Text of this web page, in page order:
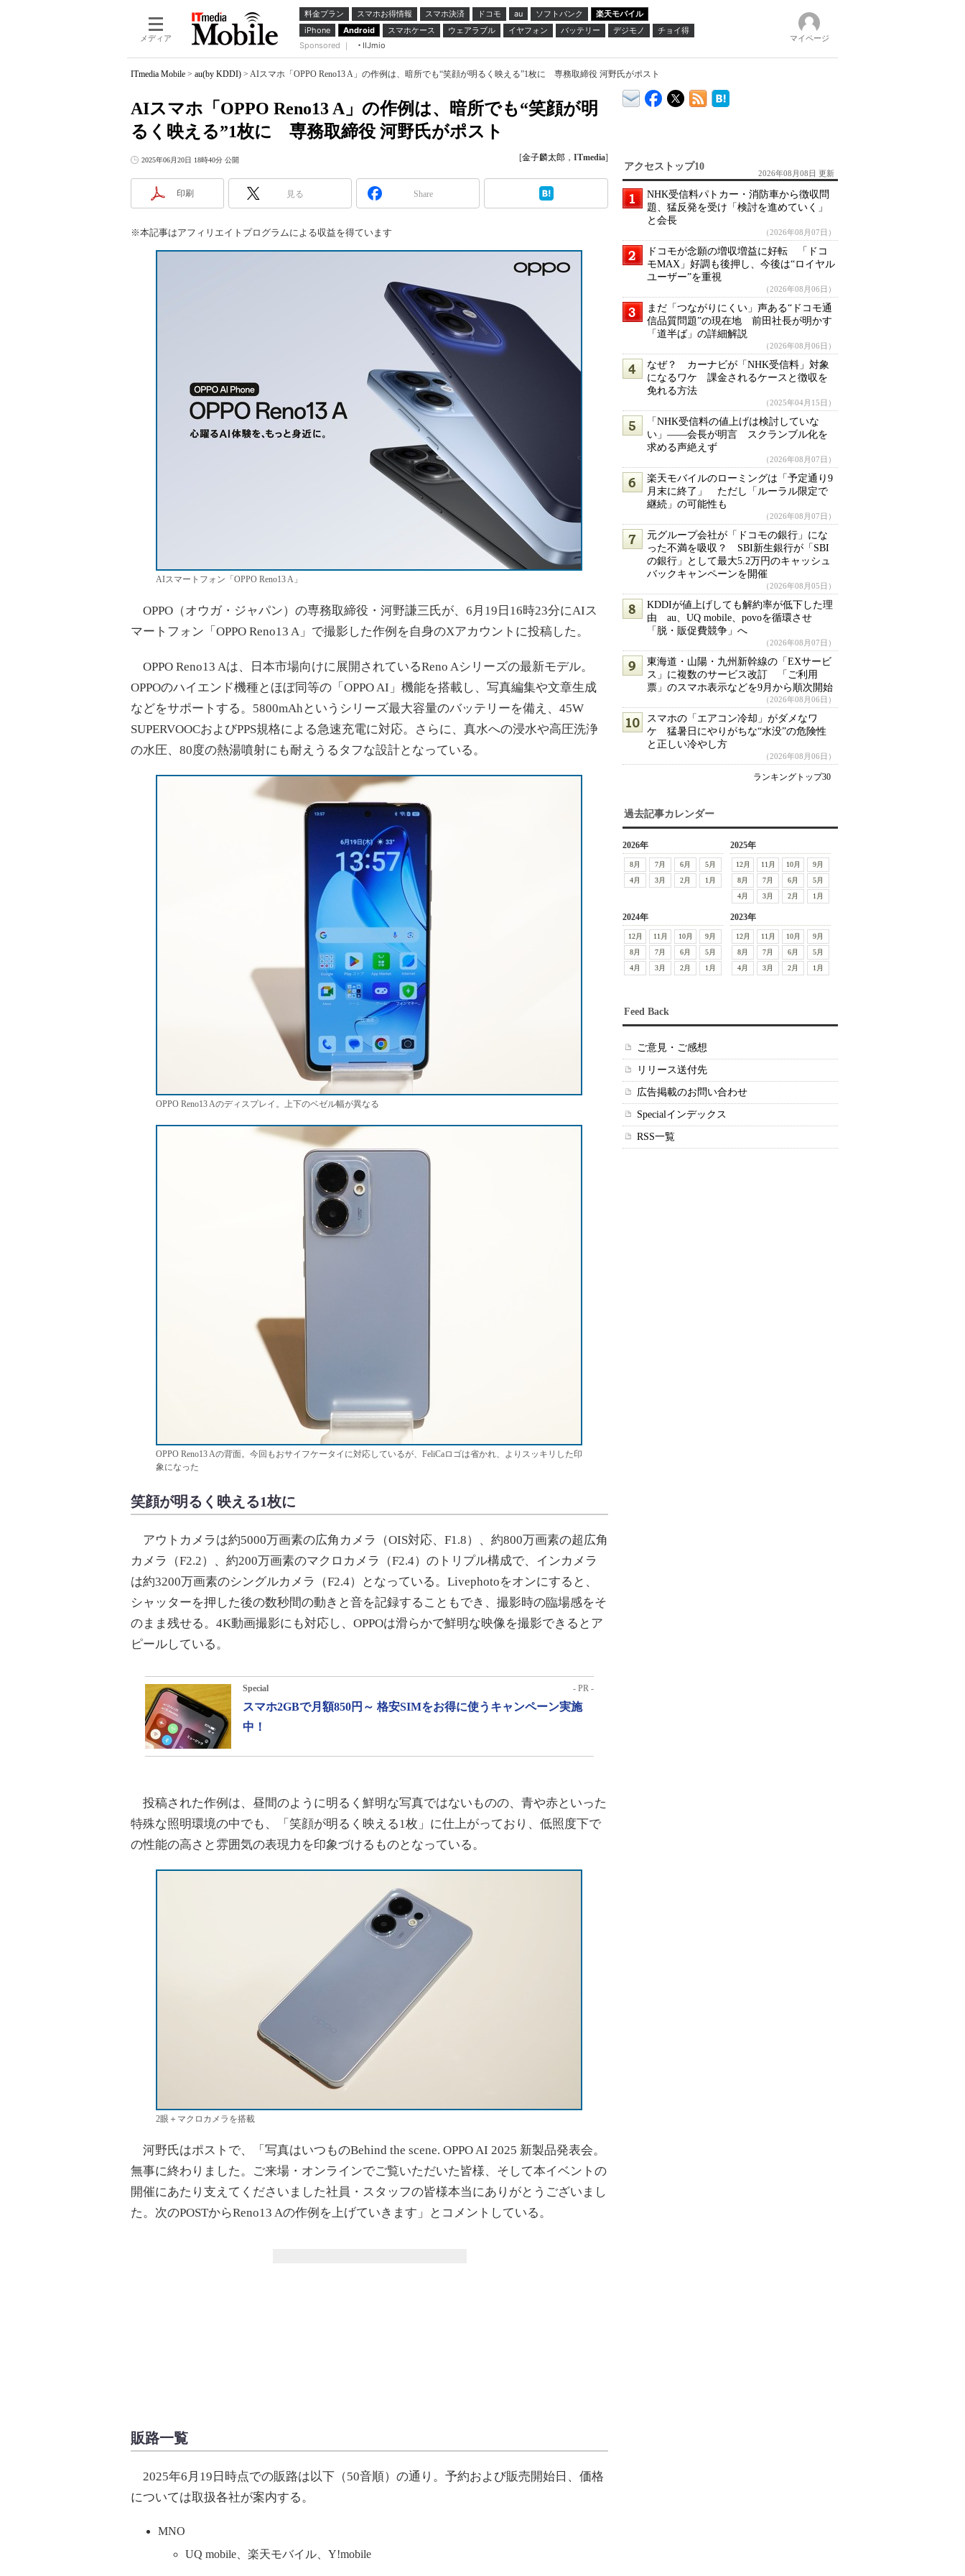
メディア
料金プラン スマホお得情報 スマホ決済 ドコモ au ソフトバンク
楽天モバイル
iPhone
Android スマホケース ウェアラブル イヤフォン バッテリー デジモノ
チョイ得
Sponsored ｜
IIJmio
マイページ
ITmedia Mobile > au(by KDDI) > AIスマホ「OPPO Reno13 A」の作例は、暗所でも“笑顔が明るく映える”1枚に 専務取締役 河野氏がポスト
AIスマホ「OPPO Reno13 A」の作例は、暗所でも“笑顔が明
るく映える”1枚に 専務取締役 河野氏がポスト
2025年06月20日 18時40分 公開 [金子麟太郎 ， ITmedia]
印刷 見る Share
※本記事はアフィリエイトプログラムによる収益を得ています
AIスマートフォン「OPPO Reno13 A」
OPPO（オウガ・ジャパン）の専務取締役・河野謙三氏が、6月19日16時23分にAIス
マートフォン「OPPO Reno13 A」で撮影した作例を自身のXアカウントに投稿した。
OPPO Reno13 Aは、日本市場向けに展開されているReno Aシリーズの最新モデル。
OPPOのハイエンド機種とほぼ同等の「OPPO AI」機能を搭載し、写真編集や文章生成
などをサポートする。5800mAhというシリーズ最大容量のバッテリーを備え、45W
SUPERVOOCおよびPPS規格による急速充電に対応。さらに、真水への浸水や高圧洗浄
の水圧、80度の熱湯噴射にも耐えうるタフな設計となっている。
OPPO Reno13 Aのディスプレイ。上下のベゼル幅が異なる
OPPO Reno13 Aの背面。今回もおサイフケータイに対応しているが、FeliCaロゴは省かれ、よりスッキリした印
象になった
笑顔が明るく映える1枚に
アウトカメラは約5000万画素の広角カメラ（OIS対応、F1.8）、約800万画素の超広角
カメラ（F2.2）、約200万画素のマクロカメラ（F2.4）のトリプル構成で、インカメラ
は約3200万画素のシングルカメラ（F2.4）となっている。Livephotoをオンにすると、
シャッターを押した後の数秒間の動きと音を記録することもでき、撮影時の臨場感をそ
のまま残せる。4K動画撮影にも対応し、OPPOは滑らかで鮮明な映像を撮影できるとア
ピールしている。
Special - PR -
スマホ2GBで月額850円～ 格安SIMをお得に使うキャンペーン実施
中！
投稿された作例は、昼間のように明るく鮮明な写真ではないものの、青や赤といった
特殊な照明環境の中でも、「笑顔が明るく映える1枚」に仕上がっており、低照度下で
の性能の高さと雰囲気の表現力を印象づけるものとなっている。
2眼＋マクロカメラを搭載
河野氏はポストで、「写真はいつものBehind the scene. OPPO AI 2025 新製品発表会。
無事に終わりました。ご来場・オンラインでご覧いただいた皆様、そして本イベントの
開催にあたり支えてくださいました社員・スタッフの皆様本当にありがとうございまし
た。次のPOSTからReno13 Aの作例を上げていきます」とコメントしている。
販路一覧
2025年6月19日時点での販路は以下（50音順）の通り。予約および販売開始日、価格
については取扱各社が案内する。
MNO
UQ mobile、楽天モバイル、Y!mobile
アクセストップ10
2026年08月08日 更新
NHK受信料パトカー・消防車から徴収問
題、猛反発を受け「検討を進めていく」
と会長
（2026年08月07日）
ドコモが念願の増収増益に好転 「ドコ
モMAX」好調も後押し、今後は“ロイヤル
ユーザー”を重視
（2026年08月06日）
まだ「つながりにくい」声ある“ドコモ通
信品質問題”の現在地 前田社長が明かす
「道半ば」の詳細解説
（2026年08月06日）
なぜ？ カーナビが「NHK受信料」対象
になるワケ 課金されるケースと徴収を
免れる方法
（2025年04月15日）
「NHK受信料の値上げは検討していな
い」――会長が明言 スクランブル化を
求める声絶えず
（2026年08月07日）
楽天モバイルのローミングは「予定通り9
月末に終了」 ただし「ルーラル限定で
継続」の可能性も
（2026年08月07日）
元グループ会社が「ドコモの銀行」にな
った不満を吸収？ SBI新生銀行が「SBI
の銀行」として最大5.2万円のキャッシュ
バックキャンペーンを開催
（2026年08月05日）
KDDIが値上げしても解約率が低下した理
由 au、UQ mobile、povoを循環させ
「脱・販促費競争」へ
（2026年08月07日）
東海道・山陽・九州新幹線の「EXサービ
ス」に複数のサービス改訂 「ご利用
票」のスマホ表示などを9月から順次開始
（2026年08月06日）
スマホの「エアコン冷却」がダメなワ
ケ 猛暑日にやりがちな“水没”の危険性
と正しい冷やし方
（2026年08月06日）
ランキングトップ30
過去記事カレンダー
2026年
8月 7月 6月
5月
4月
3月 2月 1月
2025年
12月 11月 10月
9月
8月
7月 6月
5月
4月
3月 2月 1月
2024年
12月 11月 10月
9月
8月
7月 6月
5月
4月
3月 2月 1月
2023年
12月 11月 10月
9月
8月
7月 6月
5月
4月
3月 2月 1月
Feed Back
ご意見・ご感想
リリース送付先
広告掲載のお問い合わせ
Specialインデックス
RSS一覧